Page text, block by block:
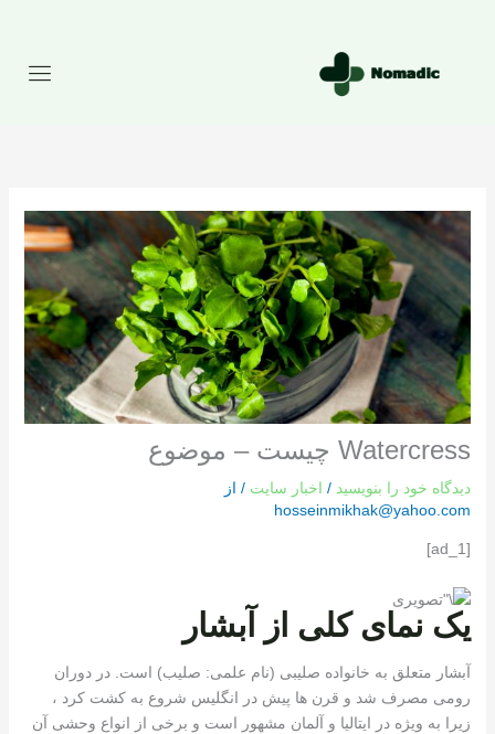
Watercress چیست – موضوع
دیدگاه‌ خود را بنویسید / اخبار سایت / از
hosseinmikhak@yahoo.com
[ad_1]
یک نمای کلی از آبشار
آبشار متعلق به خانواده صلیبی (نام علمی: صلیب) است. در دوران
رومی مصرف شد و قرن ها پیش در انگلیس شروع به کشت کرد ،
زیرا به ویژه در ایتالیا و آلمان مشهور است و برخی از انواع وحشی آن